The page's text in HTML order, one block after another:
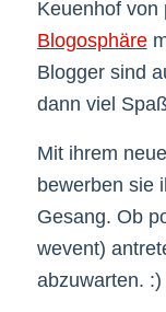
Keuenhof von
Blogosphäre
Blogger sind
dann viel
Mit ihrem
bewerben sie
Gesang. Ob
wevent)
abzuwarten. :)